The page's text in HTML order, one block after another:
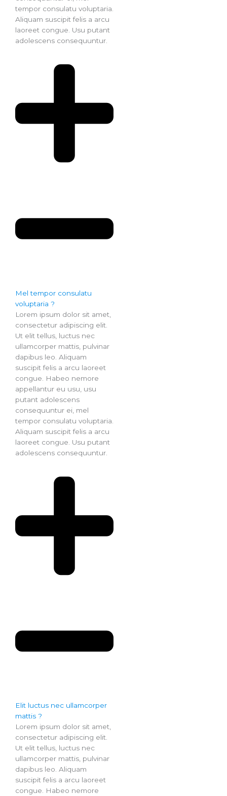
tempor consulatu voluptaria.
Aliquam suscipit felis a arcu
laoreet congue. Usu putant
adolescens consequuntur.
Mel tempor consulatu
voluptaria ?
Lorem ipsum dolor sit amet,
consectetur adipiscing elit.
Ut elit tellus, luctus nec
ullamcorper mattis, pulvinar
dapibus leo. Aliquam
suscipit felis a arcu laoreet
congue. Habeo nemore
appellantur eu usu, usu
putant adolescens
consequuntur ei, mel
tempor consulatu voluptaria.
Aliquam suscipit felis a arcu
laoreet congue. Usu putant
adolescens consequuntur.
Elit luctus nec ullamcorper
mattis ?
Lorem ipsum dolor sit amet,
consectetur adipiscing elit.
Ut elit tellus, luctus nec
ullamcorper mattis, pulvinar
dapibus leo. Aliquam
suscipit felis a arcu laoreet
congue. Habeo nemore